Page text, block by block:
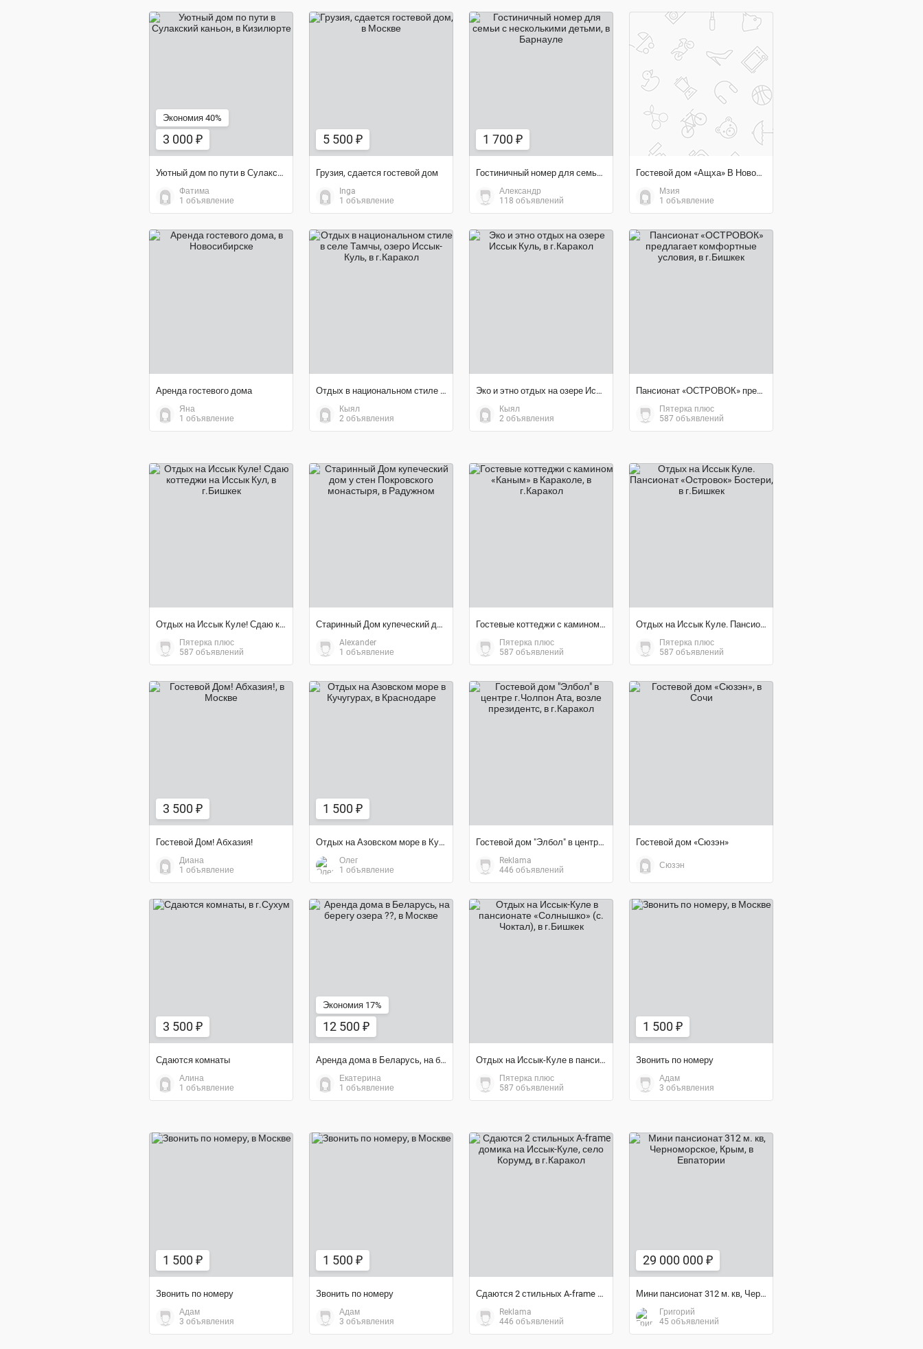
Экономия 40%
3 000 ₽
Уютный дом по пути в Сулакский каньон
Фатима
1 объявление
5 500 ₽
Грузия, сдается гостевой дом
Inga
1 объявление
1 700 ₽
Гостиничный номер для семьи с несколькими детьми
Александр
118 объявлений
Гостевой дом «Ащха» В Новом Афоне Мзия
Мзия
1 объявление
договорная цена
Аренда гостевого дома
Яна
1 объявление
Отдых в национальном стиле в селе Тамчы, озеро Иссык-Куль
Кыял
2 объявления
Эко и этно отдых на озере Иссык Куль
Кыял
2 объявления
Пансионат «ОСТРОВОК» предлагает комфортные условия
Пятерка плюс
587 объявлений
Отдых на Иссык Куле! Сдаю коттеджи на Иссык Кул
Пятерка плюс
587 объявлений
Старинный Дом купеческий дом у стен Покровского монастыря
Alexander
1 объявление
Гостевые коттеджи с камином «Каным» в Караколе
Пятерка плюс
587 объявлений
Отдых на Иссык Куле. Пансионат «Островок» Бостери
Пятерка плюс
587 объявлений
3 500 ₽
Гостевой Дом! Абхазия!
Диана
1 объявление
1 500 ₽
Отдых на Азовском море в Кучугурах
Олег
1 объявление
Гостевой дом "Элбол" в центре г.Чолпон Ата, возле президентс
Reklama
446 объявлений
Гостевой дом «Сюзэн»
Сюзэн
3 500 ₽
Сдаются комнаты
Алина
1 объявление
Экономия 17%
12 500 ₽
Аренда дома в Беларусь, на берегу озера ??
Екатерина
1 объявление
Отдых на Иссык-Куле в пансионате «Солнышко» (с. Чоктал)
Пятерка плюс
587 объявлений
1 500 ₽
Звонить по номеру
Адам
3 объявления
1 500 ₽
Звонить по номеру
Адам
3 объявления
1 500 ₽
Звонить по номеру
Адам
3 объявления
Сдаются 2 стильных A-frame домика на Иссык-Куле, село Корумд
Reklama
446 объявлений
29 000 000 ₽
Мини пансионат 312 м. кв, Черноморское, Крым
Григорий
45 объявлений